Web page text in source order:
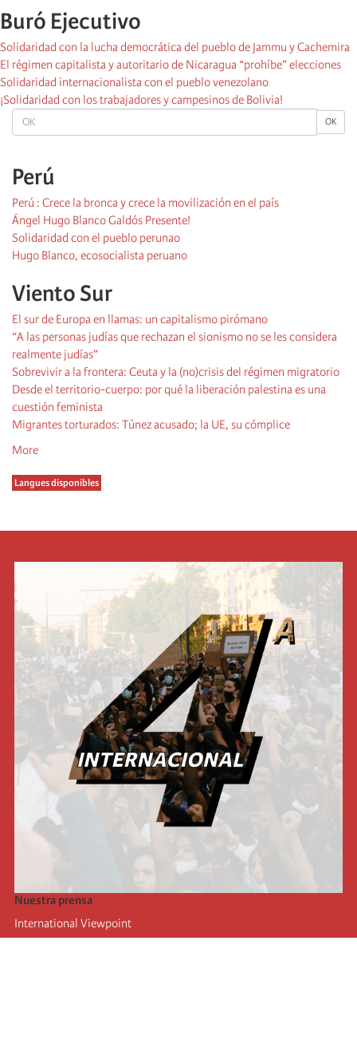
OK OK
Perú
Perú : Crece la bronca y crece la movilización en el país
Ángel Hugo Blanco Galdós Presente!
Solidaridad con el pueblo perunao
Hugo Blanco, ecosocialista peruano
Viento Sur
El sur de Europa en llamas: un capitalismo pirómano
“A las personas judías que rechazan el sionismo no se les considera
realmente judías”
Sobrevivir a la frontera: Ceuta y la (no)crisis del régimen migratorio
Desde el territorio-cuerpo: por qué la liberación palestina es una
cuestión feminista
Migrantes torturados: Túnez acusado; la UE, su cómplice
More
Langues disponibles
Buró Ejecutivo
Solidaridad con la lucha democrática del pueblo de Jammu y Cachemira
El régimen capitalista y autoritario de Nicaragua “prohíbe” elecciones
Solidaridad internacionalista con el pueblo venezolano
¡Solidaridad con los trabajadores y campesinos de Bolivia!
Nuestra prensa
International Viewpoint